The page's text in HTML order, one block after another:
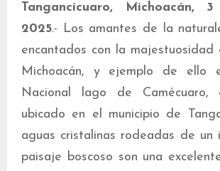
Tangancícuaro, Michoacán,
2025.- Los amantes de la
encantados con la majestuosidad
Michoacán, y ejemplo de ello
Nacional lago de
ubicado en el municipio de
aguas cristalinas rodeadas de un
paisaje boscoso son una